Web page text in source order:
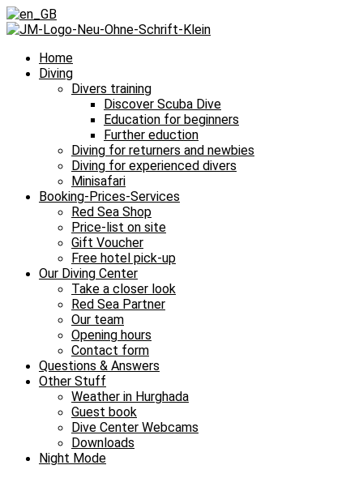
Home
Diving
Divers training
Discover Scuba Dive
Education for beginners
Further eduction
Diving for returners and newbies
Diving for experienced divers
Minisafari
Booking-Prices-Services
Red Sea Shop
Price-list on site
Gift Voucher
Free hotel pick-up
Our Diving Center
Take a closer look
Red Sea Partner
Our team
Opening hours
Contact form
Questions & Answers
Other Stuff
Weather in Hurghada
Guest book
Dive Center Webcams
Downloads
Night Mode